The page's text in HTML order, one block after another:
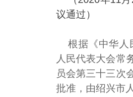
议通过）
根据《中华人
人民代表大会常
员会第三十三次
批准，由绍兴市